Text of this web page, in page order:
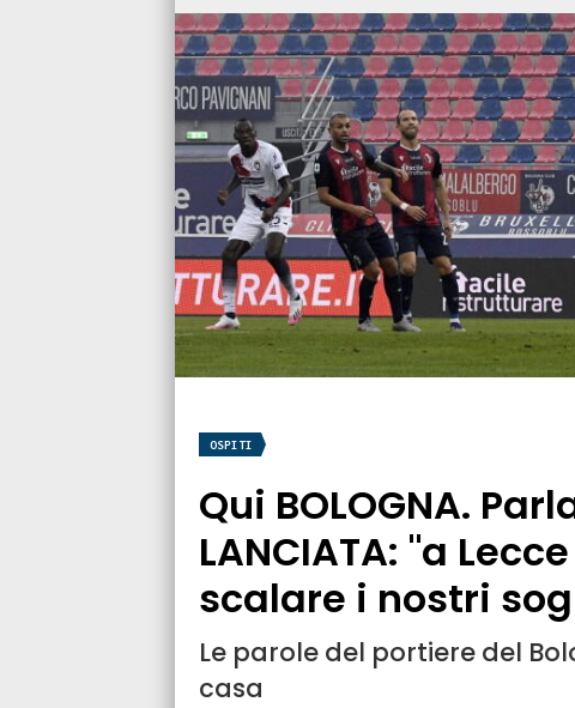
OSPITI
Qui BOLOGNA.
LANCIATA: "a
scalare i nostri
Le parole del portiere del
casa